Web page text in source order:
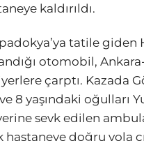
kaldırıldı.
tatile giden
otomobil,
çarptı. Kazada
8 yaşındaki oğulları
sevk edilen
doğru yola